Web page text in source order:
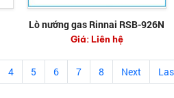
Lò nướng gas Rinnai RSB-926N
Giá:Liên hệ
4 5 6 7 8 Next